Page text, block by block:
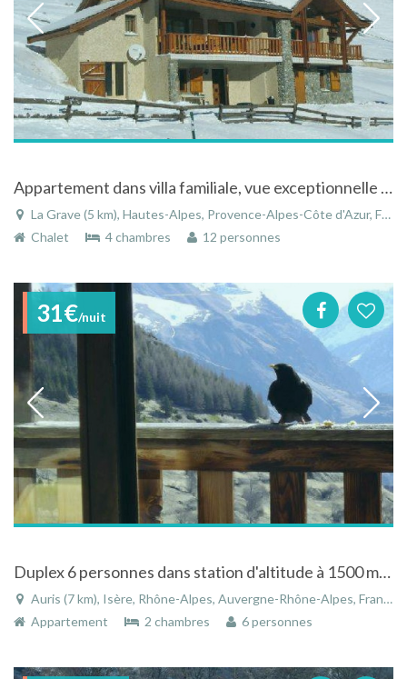
Appartement dans villa familiale, vue exceptionnelle sur le massif de la Meije
La Grave (5 km), Hautes-Alpes, Provence-Alpes-Côte d'Azur, France
Chalet
4 chambres 12 personnes
31€/nuit
Duplex 6 personnes dans station d'altitude à 1500 mètres à proximité de l' Alpe d'Huez
Auris (7 km), Isère, Rhône-Alpes, Auvergne-Rhône-Alpes, France
Appartement
2 chambres 6 personnes